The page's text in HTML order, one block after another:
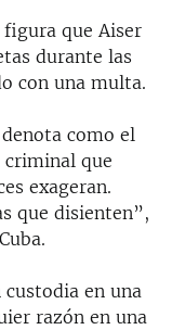
figura que Aiser
durante las
con una multa.
como el
criminal que
exageran.
que disienten”,
en una
razón en una